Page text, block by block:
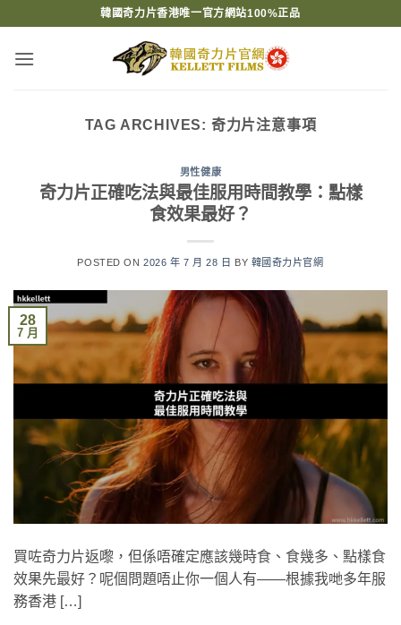
content
韓國奇力片香港唯一官方網站100%正品
TAG ARCHIVES: 奇力片注意事項
男性健康
奇力片正確吃法與最佳服用時間教學：點樣
食效果最好？
POSTED ON2026 年 7 月 28 日 BY 韓國奇力片官網
28
7 月
買咗奇力片返嚟，但係唔確定應該幾時食、食幾多、點樣食
效果先最好？呢個問題唔止你一個人有——根據我哋多年服
務香港 […]